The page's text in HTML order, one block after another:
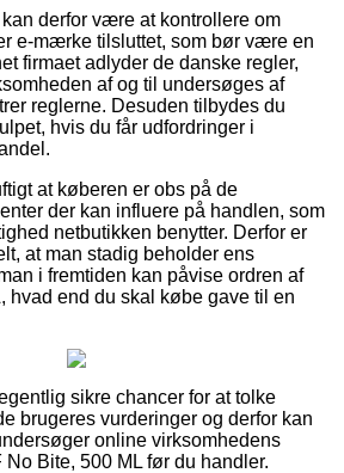
derfor være at kontrollere om
e-mærke tilsluttet, som bør være en
firmaet adlyder de danske regler,
af og til undersøges af
reglerne. Desuden tilbydes du
hvis du får udfordringer i
at køberen er obs på de
der kan influere på handlen, som
netbutikken benytter. Derfor er
at man stadig beholder ens
i fremtiden kan påvise ordren af
hvad end du skal købe gave til en
sikre chancer for at tolke
brugeres vurderinger og derfor kan
online virksomhedens
Bite, 500 ML før du handler.